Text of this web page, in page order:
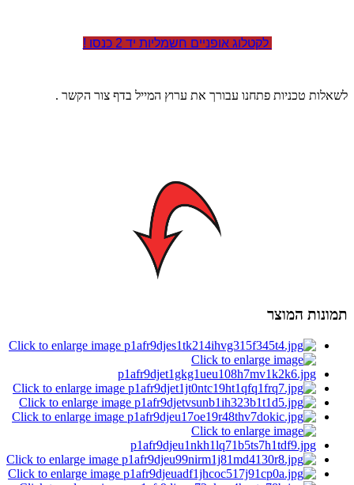
לקטלוג אופניים חשמליות יד 2 כנסו !
לשאלות טכניות פתחנו עבורך את ערוץ המייל בדף צור הקשר .
תמונות המוצר